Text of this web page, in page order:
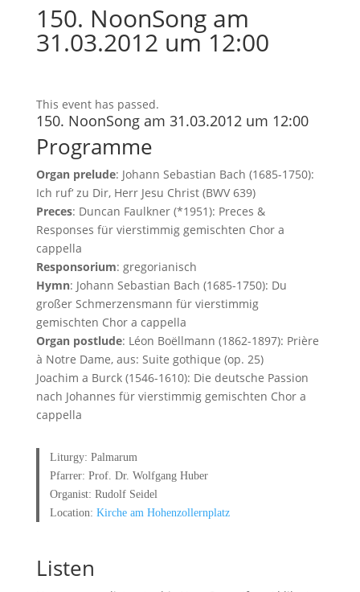
150. NoonSong am
31.03.2012 um 12:00
This event has passed.
150. NoonSong am 31.03.2012 um 12:00
Programme
Organ prelude: Johann Sebastian Bach (1685-1750):
Ich ruf‘ zu Dir, Herr Jesu Christ (BWV 639)
Preces: Duncan Faulkner (*1951): Preces &
Responses für vierstimmig gemischten Chor a
cappella
Responsorium: gregorianisch
Hymn: Johann Sebastian Bach (1685-1750): Du
großer Schmerzensmann für vierstimmig
gemischten Chor a cappella
Organ postlude: Léon Boëllmann (1862-1897): Prière
à Notre Dame, aus: Suite gothique (op. 25)
Joachim a Burck (1546-1610): Die deutsche Passion
nach Johannes für vierstimmig gemischten Chor a
cappella
Liturgy: Palmarum
Pfarrer: Prof. Dr. Wolfgang Huber
Organist: Rudolf Seidel
Location:Kirche am Hohenzollernplatz
Listen